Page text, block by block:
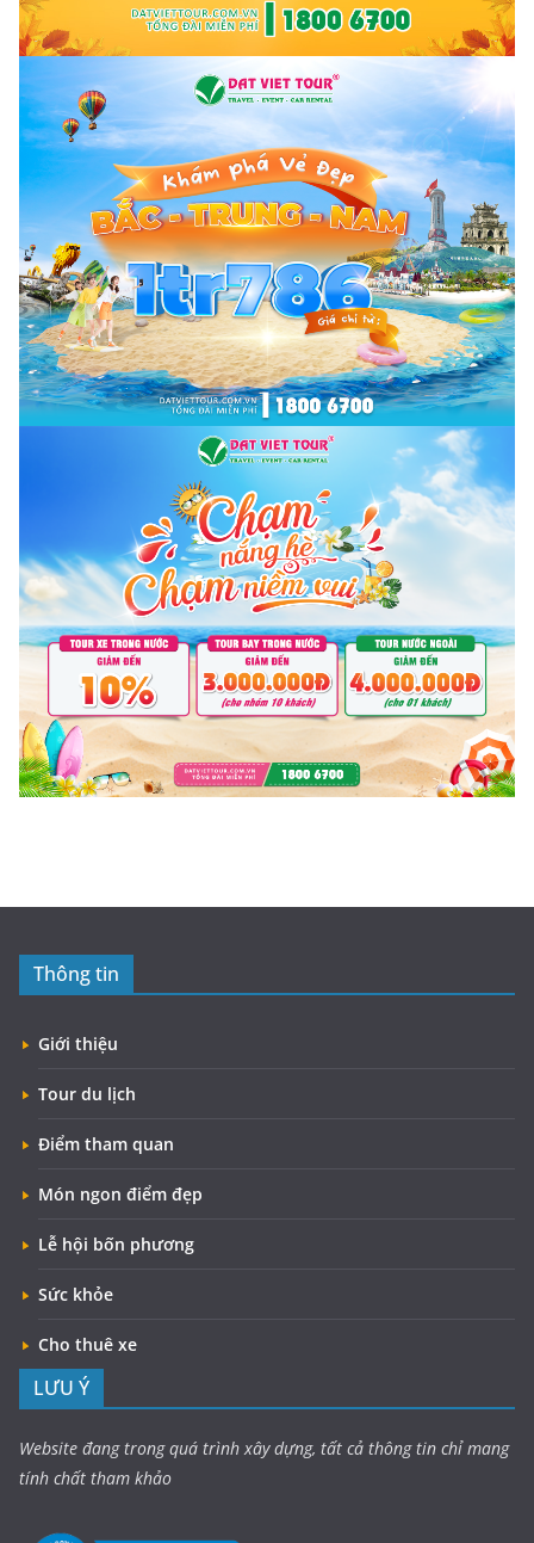
Thông tin
Giới thiệu
Tour du lịch
Điểm tham quan
Món ngon điểm đẹp
Lễ hội bốn phương
Sức khỏe
Cho thuê xe
LƯU Ý
Website đang trong quá trình xây dựng, tất cả thông tin chỉ mang
tính chất tham khảo